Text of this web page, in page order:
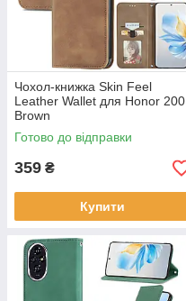
Чохол-книжка Skin Feel
Leather Wallet для Honor 200
Brown
Готово до відправки
359 ₴
Купити